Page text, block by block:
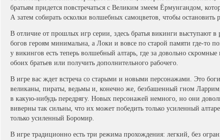
братьям придется повстречаться с Великим змеем Ёрмунгандом,
А затем собирать осколки волшебных самоцветов, чтобы остановить
В отличие от прошлых игр серии, здесь братья викинги выступают
богов героям минимальна, а Локи и вовсе по старой памяти где-то
у викингов есть теперь волшебный алтарь, где за довольно
обоих братьев или получить дополнительного рабочего.
В игре вас ждет встреча со старыми и новыми персонажами. Это
великаны, пираты, ведьмы и, конечно же, безбашенный гном
в какую-нибудь передрягу. Новых персонажей немного, но они
виверны так сильны, что их может победить только усиленный
только усиленный Боромир.
В игре традиционно есть три режима прохождения: легкий, без